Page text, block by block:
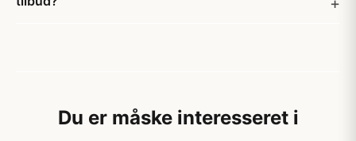
Du er måske interesseret i